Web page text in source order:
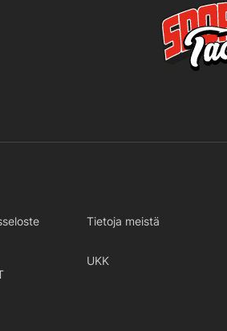
Tietoja meistä
UKK